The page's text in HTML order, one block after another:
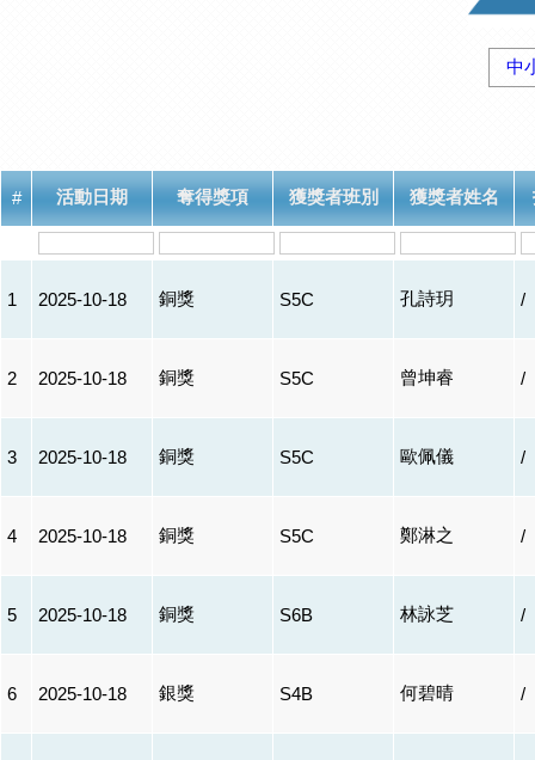
中
# 活動日期 奪得獎項 獲獎者班別 獲獎者姓名
1 2025-10-18 銅獎 S5C 孔詩玥 /
2 2025-10-18 銅獎 S5C 曾坤睿 /
3 2025-10-18 銅獎 S5C 歐佩儀 /
4 2025-10-18 銅獎 S5C 鄭淋之 /
5 2025-10-18 銅獎 S6B 林詠芝 /
6 2025-10-18 銀獎 S4B 何碧晴 /